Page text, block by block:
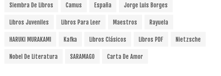
Siembra De Libros Camus España Jorge Luis Borges
Libros Juveniles Libros Para Leer Maestros Rayuela
HARUKI MURAKAMI Kafka Libros Clásicos Libros PDF Nietzsche
Nobel De Literatura SARAMAGO Carta De Amor